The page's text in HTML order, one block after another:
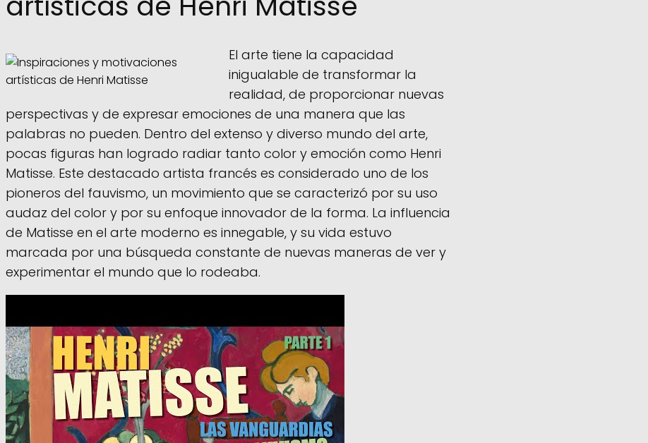
El arte tiene la capacidad
inigualable de transformar la
realidad, de proporcionar nuevas
perspectivas y de expresar emociones de una manera que las
palabras no pueden. Dentro del extenso y diverso mundo del arte,
pocas figuras han logrado radiar tanto color y emoción como Henri
Matisse. Este destacado artista francés es considerado uno de los
pioneros del fauvismo, un movimiento que se caracterizó por su uso
audaz del color y por su enfoque innovador de la forma. La influencia
de Matisse en el arte moderno es innegable, y su vida estuvo
marcada por una búsqueda constante de nuevas maneras de ver y
experimentar el mundo que lo rodeaba.